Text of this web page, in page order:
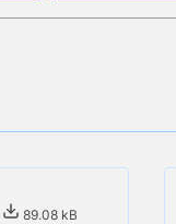
89.08 kB